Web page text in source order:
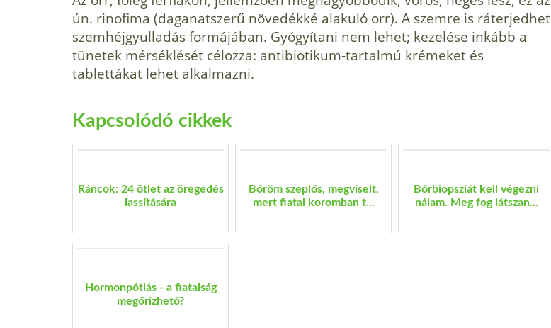
ún. rinofima (daganatszerű növedékké alakuló orr). A szemre is ráterjedhet
szemhéjgyulladás formájában. Gyógyítani nem lehet; kezelése inkább a
tünetek mérsék­lését célozza: antibiotikum-tartalmú krémeket és
tablettákat lehet alkal­mazni.
Kapcsolódó cikkek
Ráncok: 24 ötlet az öregedés
lassítására
Bőröm szeplős, megviselt,
mert fiatal koromban t...
Bőrbiopsziát kell végezni
nálam. Meg fog látszan...
Hormonpótlás - a fiatalság
megőrizhető?